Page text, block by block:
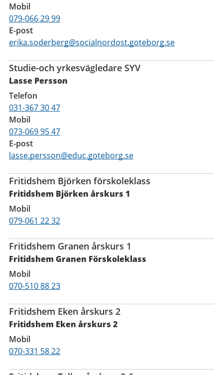
Mobil
079-066 29 99
E-post
erika.soderberg@socialnordost.goteborg.se
Studie-och yrkesvägledare SYV
Lasse Persson
Telefon
031-367 30 47
Mobil
073-069 95 47
E-post
lasse.persson@educ.goteborg.se
Fritidshem Björken förskoleklass
Fritidshem Björken årskurs 1
Mobil
079-061 22 32
Fritidshem Granen årskurs 1
Fritidshem Granen Förskoleklass
Mobil
070-510 88 23
Fritidshem Eken årskurs 2
Fritidshem Eken årskurs 2
Mobil
070-331 58 22